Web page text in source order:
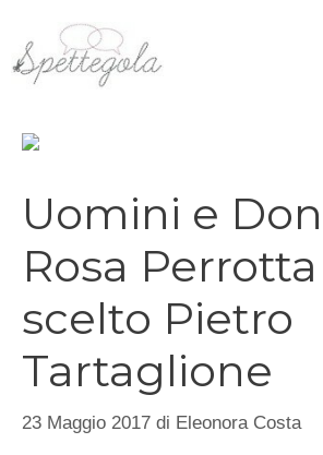
contenuto
Uomini e
Rosa
scelto Pietro
Tartaglione
23 Maggio 2017 di Eleonora Costa